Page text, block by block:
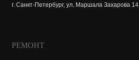
г. Санкт-Петербург, ул. Маршала Захарова 14
РЕМОНТ